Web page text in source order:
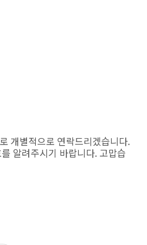
개별적으로 연락드리겠습니다.
알려주시기 바랍니다. 고맙습